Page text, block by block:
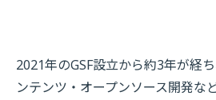
2021年のGSF設立から約3年が経
ンテンツ・オープンソース開発な